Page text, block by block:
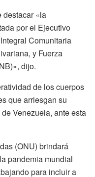
destacar «la
por el Ejecutivo
Comunitaria
y Fuerza
dijo.
de los cuerpos
que arriesgan su
Venezuela, ante esta
(ONU) brindará
pandemia mundial
para incluir a